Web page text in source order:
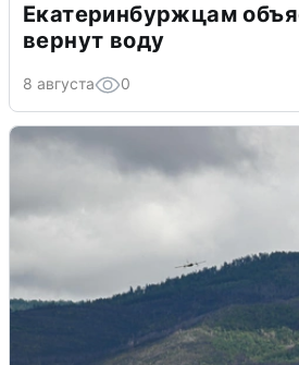
Екатеринбуржцам
вернут воду
8 августа 0